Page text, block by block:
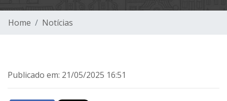
Home Notícias
Publicado em: 21/05/2025 16:51